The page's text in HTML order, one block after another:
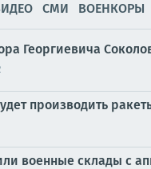
СМИ ВОЕНКОРЫ
Георгиевича
производить
военные склады с